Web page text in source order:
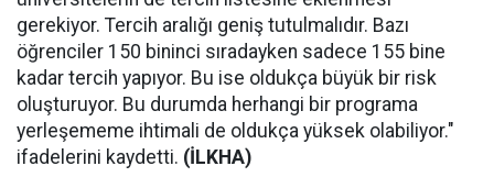
gerekiyor. Tercih aralığı geniş tutulmalıdır. Bazı
öğrenciler 150 bininci sıradayken sadece 155 bine
kadar tercih yapıyor. Bu ise oldukça büyük bir risk
oluşturuyor. Bu durumda herhangi bir programa
yerleşememe ihtimali de oldukça yüksek olabiliyor."
ifadelerini kaydetti. (İLKHA)